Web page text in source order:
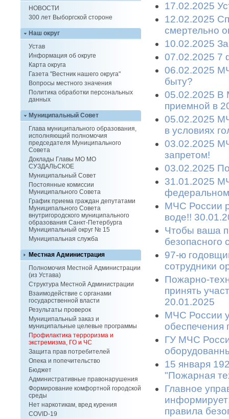
НОВОСТИ
300 лет Выборгской стороне
Наш округ
Устав
Информация об округе
Карта округа
Газета "Вестник нашего округа"
Вопросы местного значения
Политика обработки персональных
данных
Муниципальный Совет
Глава муниципального образования,
исполняющий полномочия
председателя Муниципального
Совета
Доклады Главы МО МО
СУЗДАЛЬСКОЕ
Муниципальный Совет
Постоянные комиссии
Муниципального Совета
График приема граждан депутатами
Муниципального Совета
внутригородского муниципального
образования Санкт-Петербурга
Муниципальный округ № 15
Муниципальная служба
Местная Администрация
Полномочия Местной Администрации
(из Устава)
Структура Местной Администрации
Взаимодействие с органами
государственной власти
Результаты проверок
Муниципальный заказ и
муниципальные целевые программы
Профилактика терроризма и
экстремизма, ГО и ЧС
Защита прав потребителей
Опека и попечительство
Бюджет
Административные правонарушения
Формирование комфортной городской
среды
Нет наркотикам, вред курения
COVID-19
17.02.2025
12.02.2025
смертельно
10.02.2025
07.02.2025 7
06.02.2025
быту?
05.02.2025 В
приемной в
05.02.2025
в условиях
03.02.2025
запретом!
03.02.2025
31.01.2025
МЧС России
воде!!
Чтобы ваша
безопасного
97-ю
сотрудники
Пожарно-
принять
20.01.2025
МЧС России
обеспечения
ГУ МЧС
15 января
"Пожарная
Главное
правила